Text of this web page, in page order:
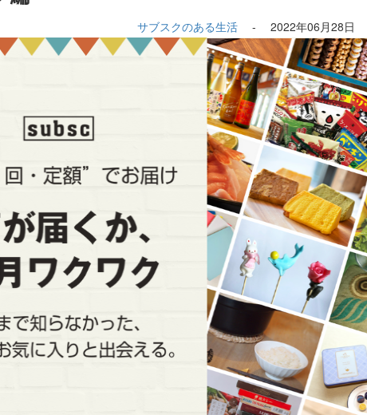
サブスクのある生活 -2022年06月28日